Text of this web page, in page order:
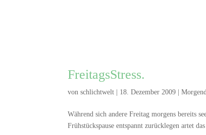
FreitagsStress.
vonschlichtwelt 18. Dezember 2009 |
Während sich andere Freitag morgens bereits
Frühstückspause entspannt zurücklegen artet